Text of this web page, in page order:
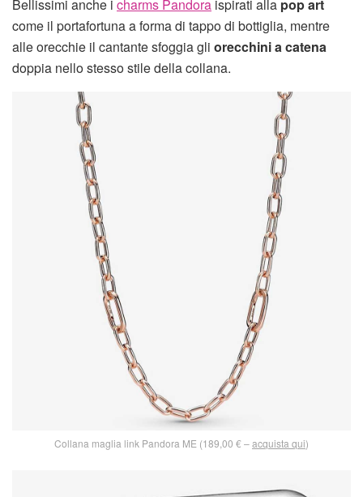
Bellissimi anche i charms Pandora ispirati alla pop art
come il portafortuna a forma di tappo di bottiglia, mentre
alle orecchie il cantante sfoggia gli orecchini a catena
doppia nello stesso stile della collana.
Collana maglia link Pandora ME (189,00 € –acquista qui)